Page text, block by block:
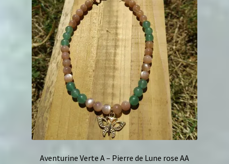
Aventurine Verte A – Pierre de Lune rose AA